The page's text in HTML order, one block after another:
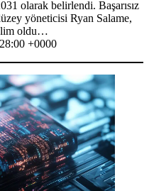
olarak belirlendi. Başarısız
yöneticisi Ryan Salame,
oldu…
+0000